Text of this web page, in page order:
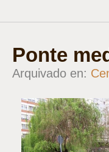
Ponte
Arquivado en: